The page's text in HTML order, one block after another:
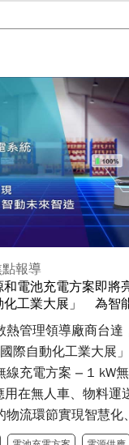
報導
和電池充電方案即將
化工業大展」 為智
供高效動力
熱管理領導廠商台達
際自動化工業大展
線充電方案 – 1 kW
用在無人車、物料運
物流環節實現智慧化
達93%，相較同類